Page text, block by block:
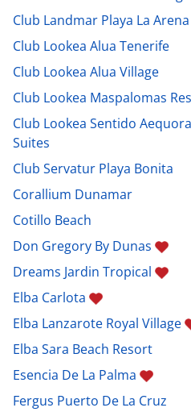
Club Landmar Playa La Arena
Club Lookea Alua Tenerife
Club Lookea Alua Village
Club Lookea Maspalomas
Club Lookea Sentido
Suites
Club Servatur Playa Bonita
Corallium Dunamar
Cotillo Beach
Don Gregory By Dunas
Dreams Jardin Tropical
Elba Carlota
Elba Lanzarote Royal Village
Elba Sara Beach Resort
Esencia De La Palma
Fergus Puerto De La Cruz